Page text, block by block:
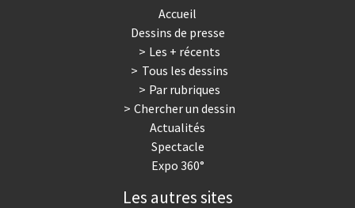
Accueil
Dessins de presse
Les + récents
Tous les dessins
Par rubriques
Chercher un dessin
Actualités
Spectacle
Expo 360°
Les autres sites